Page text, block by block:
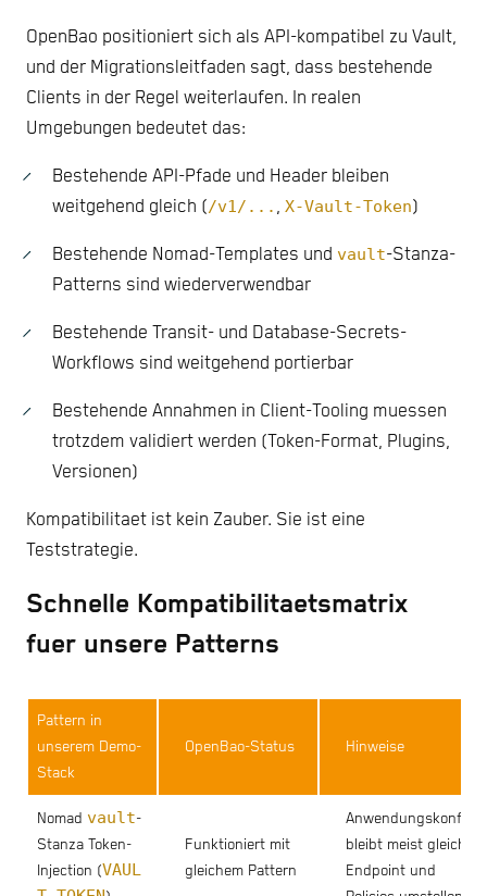
OpenBao positioniert sich als API-kompatibel zu Vault,
und der Migrationsleitfaden sagt, dass bestehende
Clients in der Regel weiterlaufen. In realen
Umgebungen bedeutet das:
Bestehende API-Pfade und Header bleiben
weitgehend gleich (/v1/... , X-Vault-Token)
Bestehende Nomad-Templates und vault-Stanza-
Patterns sind wiederverwendbar
Bestehende Transit- und Database-Secrets-
Workflows sind weitgehend portierbar
Bestehende Annahmen in Client-Tooling muessen
trotzdem validiert werden (Token-Format, Plugins,
Versionen)
Kompatibilitaet ist kein Zauber. Sie ist eine
Teststrategie.
Schnelle Kompatibilitaetsmatrix
fuer unsere Patterns
Pattern in
unserem Demo-
Stack
OpenBao-Status Hinweise
Nomad vault-
Stanza Token-
Injection (VAUL
Funktioniert mit
gleichem Pattern
Anwendungskonfig
bleibt meist gleich;
Endpoint und